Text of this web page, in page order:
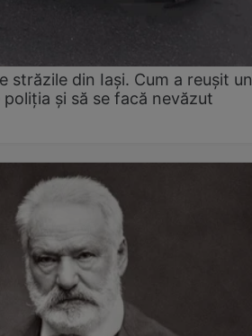
străzile din Iași. Cum a reușit un
și să se facă nevăzut